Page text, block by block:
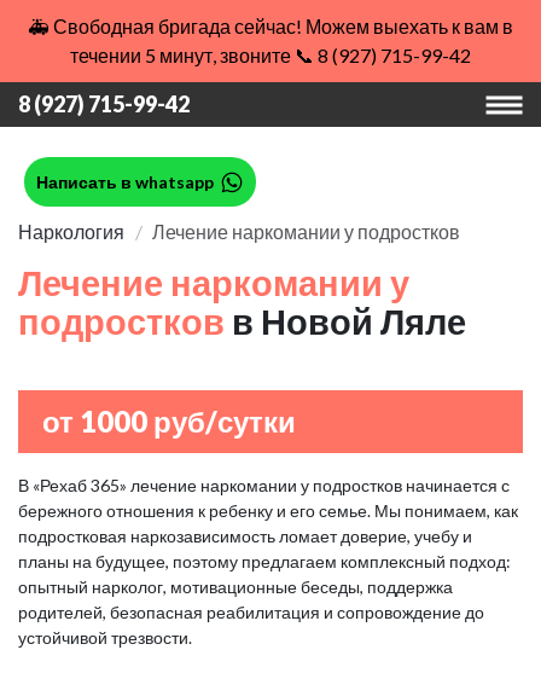
🚑 Свободная бригада сейчас! Можем выехать к вам в
течении 5 минут, звоните 📞 8 (927) 715-99-42
8 (927) 715-99-42
Написать в whatsapp
Наркология Лечение наркомании у подростков
Лечение наркомании у
подростков в Новой Ляле
от 1000 руб/сутки
В «Рехаб 365» лечение наркомании у подростков начинается с
бережного отношения к ребенку и его семье. Мы понимаем, как
подростковая наркозависимость ломает доверие, учебу и
планы на будущее, поэтому предлагаем комплексный подход:
опытный нарколог, мотивационные беседы, поддержка
родителей, безопасная реабилитация и сопровождение до
устойчивой трезвости.